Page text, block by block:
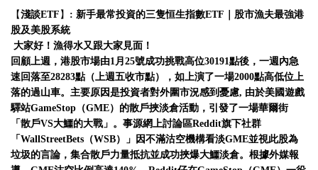
【淺談ETF 】 : 新手最常投資的三隻恒生指數ETF ｜股市漁夫最強港
股及美股系統
大家好！漁得水又跟大家見面！
回顧上週，港股市場由1 月 25號成功挑戰高位30191 點後，一週內急
速回落至28283點（上週五收市點），如上演了一場2000點高低位上
落的過山車。主要原因是投資者對外圍市況感到憂慮, 由於美國遊戲
驛站GameStop （GME）的散戶挾淡倉活動，引發了一場華爾街
「散戶VS大鱷的大戰」。事源網上討論區Reddit旗下社群
「 WallStreetBets （WSB）」因不滿沽空機構看淡GME並視此股為
垃圾的言論，集合散戶力量抵抗並成功挾爆大鱷淡倉。根據外媒報